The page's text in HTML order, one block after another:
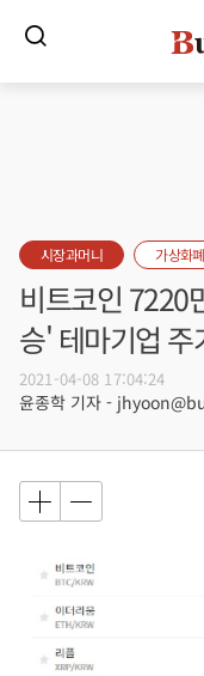
시장과머니 가상화폐
비트코인 7220
승' 테마기업
2021-04-08 17:04:24
윤종학 기자 -